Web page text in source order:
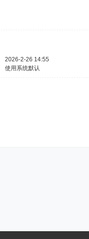
2026-2-26 14:55
使用系统默认